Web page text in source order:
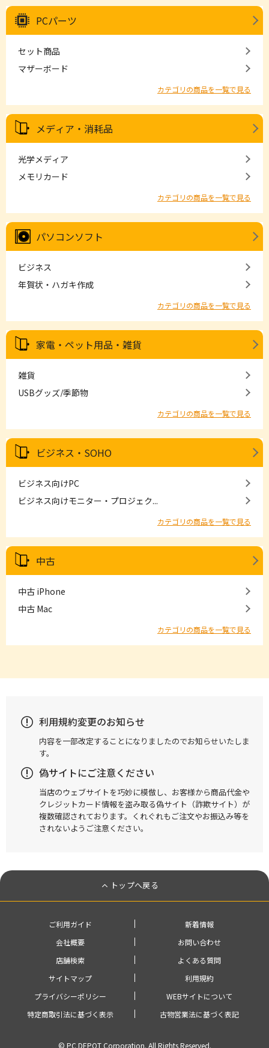
PCパーツ
セット商品
マザーボード
カテゴリの商品を一覧で見る
メディア・消耗品
光学メディア
メモリカード
カテゴリの商品を一覧で見る
パソコンソフト
ビジネス
年賀状・ハガキ作成
カテゴリの商品を一覧で見る
家電・ペット用品・雑貨
雑貨
USBグッズ/季節物
カテゴリの商品を一覧で見る
ビジネス・SOHO
ビジネス向けPC
ビジネス向けモニター・プロジェク...
カテゴリの商品を一覧で見る
中古
中古 iPhone
中古 Mac
カテゴリの商品を一覧で見る
利用規約変更のお知らせ
内容を一部改定することになりましたのでお知らせいたしま
す。
偽サイトにご注意ください
当店のウェブサイトを巧妙に模倣し、お客様から商品代金や
クレジットカード情報を盗み取る偽サイト（詐欺サイト）が
複数確認されております。くれぐれもご注文やお振込み等を
されないようご注意ください。
トップへ戻る
ご利用ガイド
新着情報
会社概要
お問い合わせ
店舗検索
よくある質問
サイトマップ
利用規約
プライバシーポリシー
WEBサイトについて
特定商取引法に基づく表示
古物営業法に基づく表記
© PC DEPOT Corporation. All Rights Reserved.